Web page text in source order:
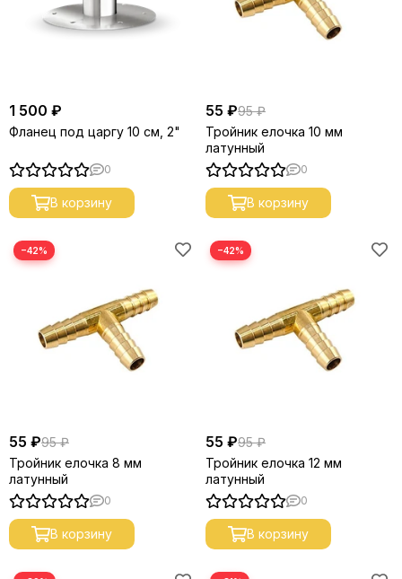
1 500 ₽
Фланец под царгу 10 см, 2"
0
В корзину
55 ₽95 ₽
Тройник елочка 10 мм
латунный
0
В корзину
−42%
55 ₽95 ₽
Тройник елочка 8 мм
латунный
0
В корзину
−42%
55 ₽95 ₽
Тройник елочка 12 мм
латунный
0
В корзину